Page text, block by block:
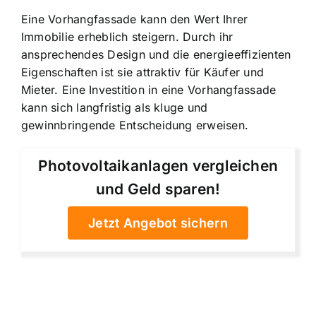
Eine Vorhangfassade kann den Wert Ihrer
Immobilie erheblich steigern. Durch ihr
ansprechendes Design und die energieeffizienten
Eigenschaften ist sie attraktiv für Käufer und
Mieter. Eine Investition in eine Vorhangfassade
kann sich langfristig als kluge und
gewinnbringende Entscheidung erweisen.
Photovoltaikanlagen vergleichen
und Geld sparen!
Jetzt Angebot sichern